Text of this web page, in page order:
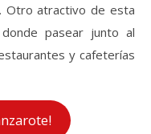
Otro atractivo de esta
pasear junto al
y cafeterías